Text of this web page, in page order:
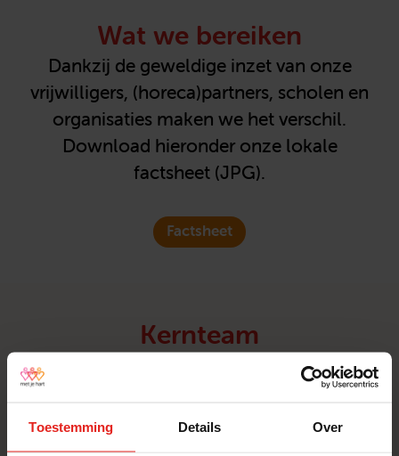
Toestemming Details Over
Wat we bereiken
Dankzij de geweldige inzet van onze
vrijwilligers, (horeca)partners, scholen en
organisaties maken we het verschil.
Download hieronder onze lokale
factsheet (JPG).
Factsheet
Kernteam
Dit zijn de kernteamvrijwilligers van Met